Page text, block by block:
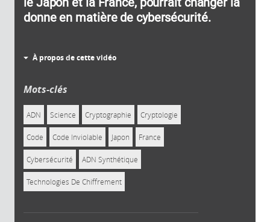
donne en matière de cybersécurité.
À propos de cette vidéo
Mots-clés
ADN Science Cryptographie Cryptologie
Code Code Inviolable Japon France
Cybersécurité ADN Synthétique
Technologies De Chiffrement